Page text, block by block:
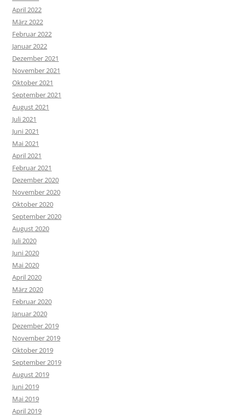
April 2022
März 2022
Februar 2022
Januar 2022
Dezember 2021
November 2021
Oktober 2021
September 2021
August 2021
Juli 2021
Juni 2021
Mai 2021
April 2021
Februar 2021
Dezember 2020
November 2020
Oktober 2020
September 2020
August 2020
Juli 2020
Juni 2020
Mai 2020
April 2020
März 2020
Februar 2020
Januar 2020
Dezember 2019
November 2019
Oktober 2019
September 2019
August 2019
Juni 2019
Mai 2019
April 2019